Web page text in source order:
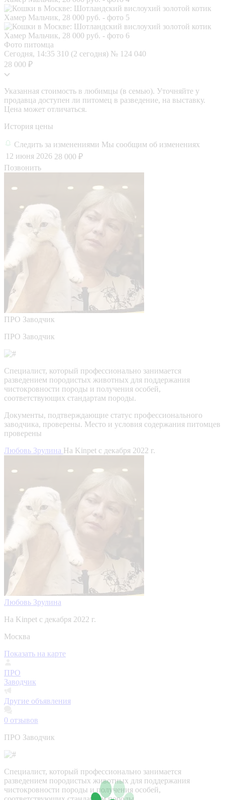
Фото питомца
Сегодня, 14:35 310 (2 сегодня) № 124 040
28 000 ₽
Указанная стоимость в любимцы (в семью). Уточняйте у
продавца доступен ли питомец в разведение, на выставку.
Цена может отличаться.
История цены
Следить за изменениями Мы сообщим об изменениях
12 июня 2026 28 000 ₽
Позвонить
ПРО Заводчик
ПРО Заводчик
Специалист, который профессионально занимается
разведением породистых животных для поддержания
чистокровности породы и получения особей,
соответствующих стандартам породы.
Документы, подтверждающие статус профессионального
заводчика, проверены. Место и условия содержания питомцев
проверены
Любовь Зрулина На Kinpet c декабря 2022 г.
Любовь Зрулина
На Kinpet c декабря 2022 г.
Москва
Показать на карте
ПРО
Заводчик
Другие объявления
0 отзывов
ПРО Заводчик
Специалист, который профессионально занимается
разведением породистых животных для поддержания
чистокровности породы и получения особей,